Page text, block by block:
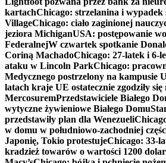
kartachChicago: strzelanina i
VillageChicago: ciało zaginionej
jeziora MichiganUSA: postępowanie
FederalnejW czwartek spotkanie
Coriną MachadoChicago: 27-latek i 6-
ataku w Lincoln ParkChicago:
Medycznego postrzelony na kampusie
latach kraje UE ostatecznie zgodziły się
MercosuremPrzedstawiciele Białego
wytyczne żywieniowe Białego Domu
przedstawiły plan dla Wenezueli
w domu w południowo-zachodniej
Japonię, Tokio protestujeChicago: 33-
kradzież towarów o wartości 1200